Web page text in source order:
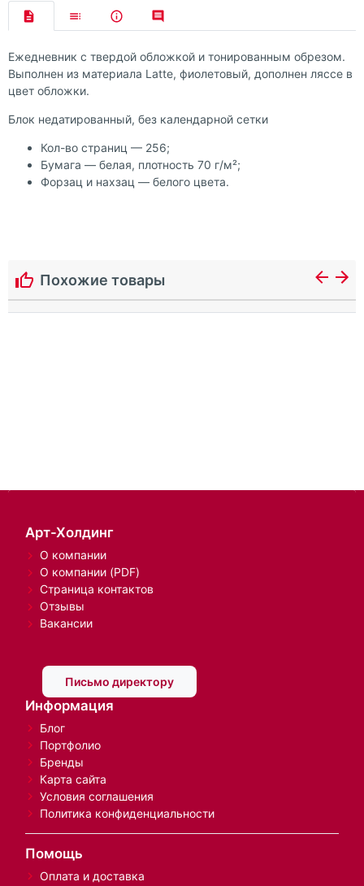
Ежедневник с твердой обложкой и тонированным обрезом.
Выполнен из материала Latte, фиолетовый, дополнен ляссе в
цвет обложки.
Блок недатированный, без календарной сетки
Кол-во страниц — 256;
Бумага — белая, плотность 70 г/м²;
Форзац и нахзац — белого цвета.
Похожие товары
Арт-Холдинг
О компании
О компании (PDF)
Страница контактов
Отзывы
Вакансии
Письмо директору
Информация
Блог
Портфолио
Бренды
Карта сайта
Условия соглашения
Политика конфиденциальности
Помощь
Оплата и доставка